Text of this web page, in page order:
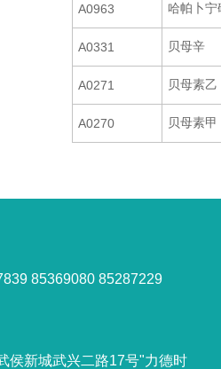
A0963 哈帕卜宁
A0331 贝母辛
A0271 贝母素乙
A0270 贝母素甲
85369080 85287229
侯新城武兴二路17号"力德时